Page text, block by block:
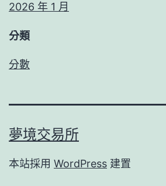
2026 年 1 月
分類
分數
夢境交易所
本站採用 WordPress 建置